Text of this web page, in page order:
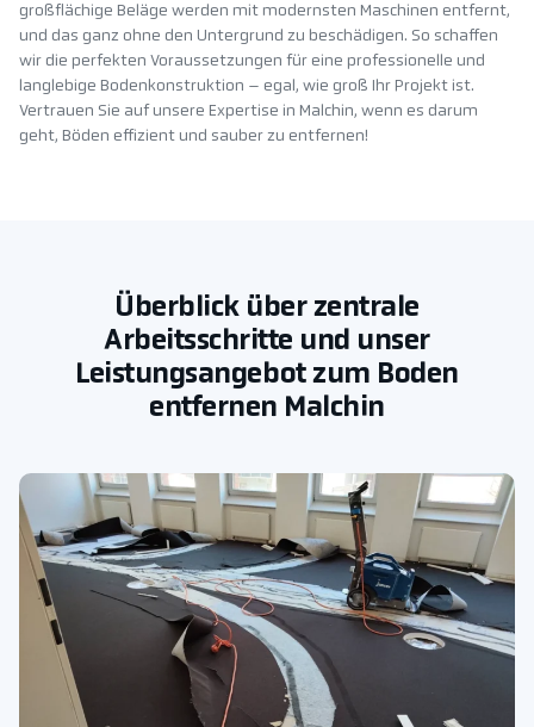
großflächige Beläge werden mit modernsten Maschinen entfernt,
und das ganz ohne den Untergrund zu beschädigen. So schaffen
wir die perfekten Voraussetzungen für eine professionelle und
langlebige Bodenkonstruktion – egal, wie groß Ihr Projekt ist.
Vertrauen Sie auf unsere Expertise in Malchin, wenn es darum
geht, Böden effizient und sauber zu entfernen!
Überblick über zentrale
Arbeitsschritte und unser
Leistungsangebot zum Boden
entfernen Malchin